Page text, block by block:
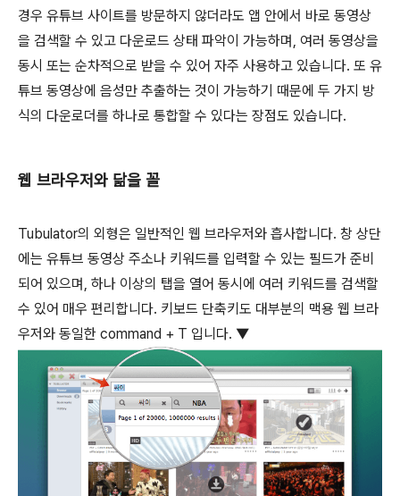
경우 유튜브 사이트를 방문하지 않더라도 앱 안에서 바로 동영상
을 검색할 수 있고 다운로드 상태 파악이 가능하며, 여러 동영상을
동시 또는 순차적으로 받을 수 있어 자주 사용하고 있습니다. 또 유
튜브 동영상에 음성만 추출하는 것이 가능하기 때문에 두 가지 방
식의 다운로더를 하나로 통합할 수 있다는 장점도 있습니다.
웹 브라우저와 닮을 꼴
Tubulator의 외형은 일반적인 웹 브라우저와 흡사합니다. 창 상단
에는 유튜브 동영상 주소나 키워드를 입력할 수 있는 필드가 준비
되어 있으며, 하나 이상의 탭을 열어 동시에 여러 키워드를 검색할
수 있어 매우 편리합니다. 키보드 단축키도 대부분의 맥용 웹 브라
우저와 동일한 command + T 입니다. ▼